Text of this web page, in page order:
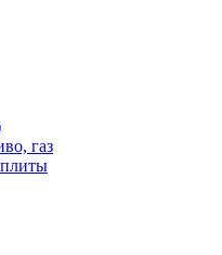
газ